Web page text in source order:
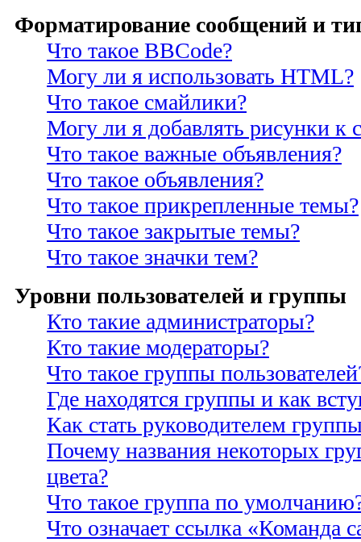
Форматирование сообщений и
Что такое BBCode?
Могу ли я использовать HTML?
Что такое смайлики?
Могу ли я добавлять рисунки к
Что такое важные объявления?
Что такое объявления?
Что такое прикрепленные темы?
Что такое закрытые темы?
Что такое значки тем?
Уровни пользователей и группы
Кто такие администраторы?
Кто такие модераторы?
Что такое группы
Где находятся группы и как
Как стать руководителем
Почему названия некоторых
цвета?
Что такое группа по
Что означает ссылка «Команда